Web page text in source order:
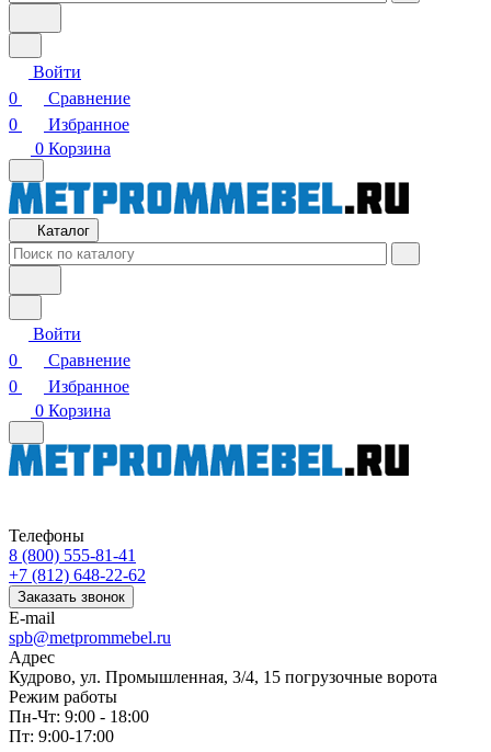
Войти
0
Сравнение
0
Избранное
0 Корзина
Каталог
Войти
0
Сравнение
0
Избранное
0 Корзина
Телефоны
8 (800) 555-81-41
+7 (812) 648-22-62
Заказать звонок
E-mail
spb@metprommebel.ru
Адрес
Кудрово, ул. Промышленная, 3/4, 15 погрузочные ворота
Режим работы
Пн-Чт: 9:00 - 18:00
Пт: 9:00-17:00